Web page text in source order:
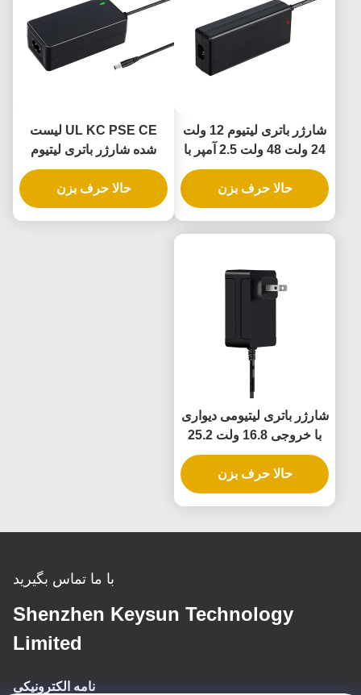
شارژر باتری لیتیوم 12 ولت
24 ولت 48 ولت 2.5 آمپر با
مواد ضد آتش PC و
محافظت از مدار کوتاه برای
اسکوترها
حالا حرف بزن
UL KC PSE CE لیست
شده شارژر باتری لیتیوم
12.6V 5A با حالت شارژ
CC-CV
حالا حرف بزن
شارژر باتری لیتیومی دیواری
با خروجی 16.8 ولت 25.2
ولت، مواد ضد حریق PC
حالا حرف بزن
با ما تماس بگیرید
Shenzhen Keysun Technology
Limited
نامه الکترونیکی